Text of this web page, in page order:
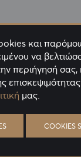
και
να
περιήγησή
μας.
COOKIES